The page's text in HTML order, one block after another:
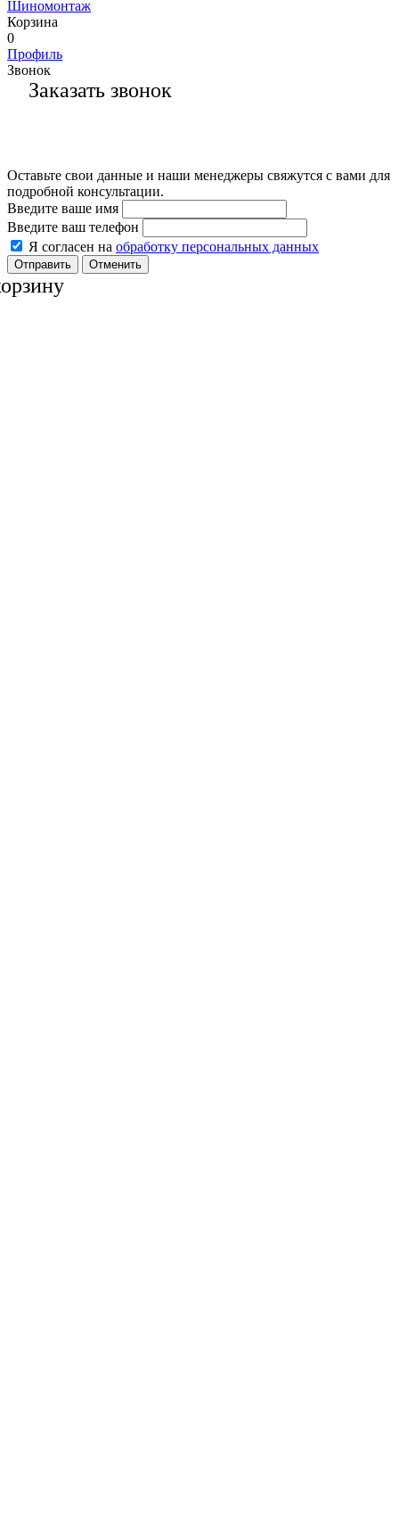
Шиномонтаж
Корзина
0
Профиль
Звонок
Заказать звонок
Оставьте свои данные и наши менеджеры свяжутся с вами для
подробной консультации.
Введите ваше имя
Введите ваш телефон
Я согласен на обработку персональных данных
Отменить